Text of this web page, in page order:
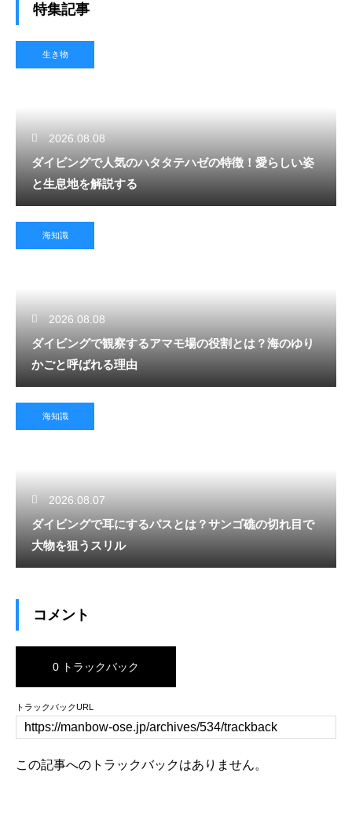
特集記事
生き物
2026.08.08
ダイビングで人気のハタタテハゼの特徴！愛らしい姿
と生息地を解説する
海知識
2026.08.08
ダイビングで観察するアマモ場の役割とは？海のゆり
かごと呼ばれる理由
海知識
2026.08.07
ダイビングで耳にするパスとは？サンゴ礁の切れ目で
大物を狙うスリル
コメント
0 トラックバック
トラックバックURL
この記事へのトラックバックはありません。